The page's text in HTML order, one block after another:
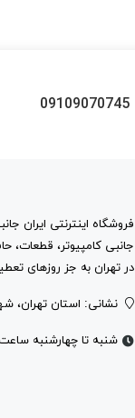
09109070745
فروشگاه اینترنتی ایران
در تهران به جز روزهای
نشانی: استان تهران،
شنبه تا چهارشنبه ساعت ۹:۳۰ الی ۱۹ //// پنج شنبه ساعت ۹:۳۰ الی